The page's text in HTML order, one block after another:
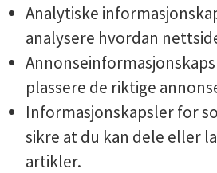
Analytiske
analysere hvordan
plassere de riktige
Informasjonskapsler for
sikre at du kan dele eller
artikler.